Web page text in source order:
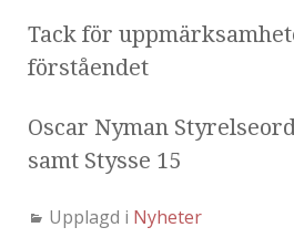
Tack för
förståendet
Oscar Nyman
samt Stysse 15
Upplagd i Nyheter